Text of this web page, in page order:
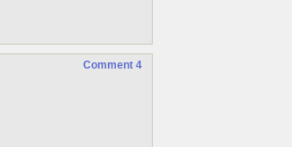
Comment 4